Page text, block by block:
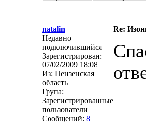
natalin
Re:
Недавно
подключившийся
Зарегистрирован:
07/02/2009 18:08
Из: Пензенская
область
Група:
Зарегистрированные
пользователи
Сообщений: 8